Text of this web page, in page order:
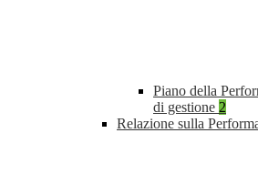
Piano della
di gestione 2
Relazione sulla